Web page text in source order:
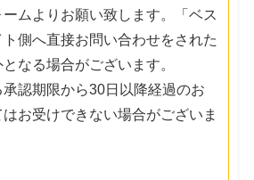
ムよりお願い致します。「ベス
ト側へ直接お問い合わせをされた
なる場合がございます。
認期限から30日以降経過のお
お受けできない場合がございま